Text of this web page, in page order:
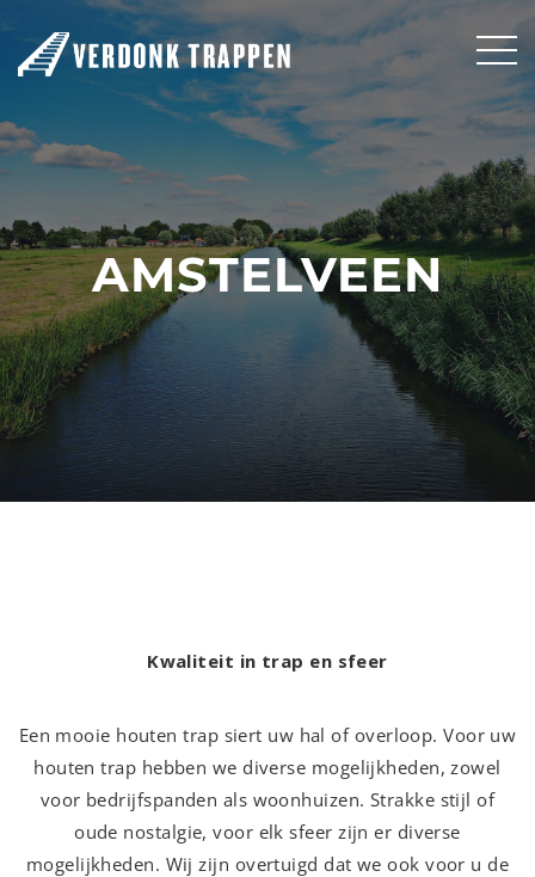
AMSTELVEEN
Kwaliteit in trap en sfeer
Een mooie houten trap siert uw hal of overloop. Voor uw
houten trap hebben we diverse mogelijkheden, zowel
voor bedrijfspanden als woonhuizen. Strakke stijl of
oude nostalgie, voor elk sfeer zijn er diverse
mogelijkheden. Wij zijn overtuigd dat we ook voor u de